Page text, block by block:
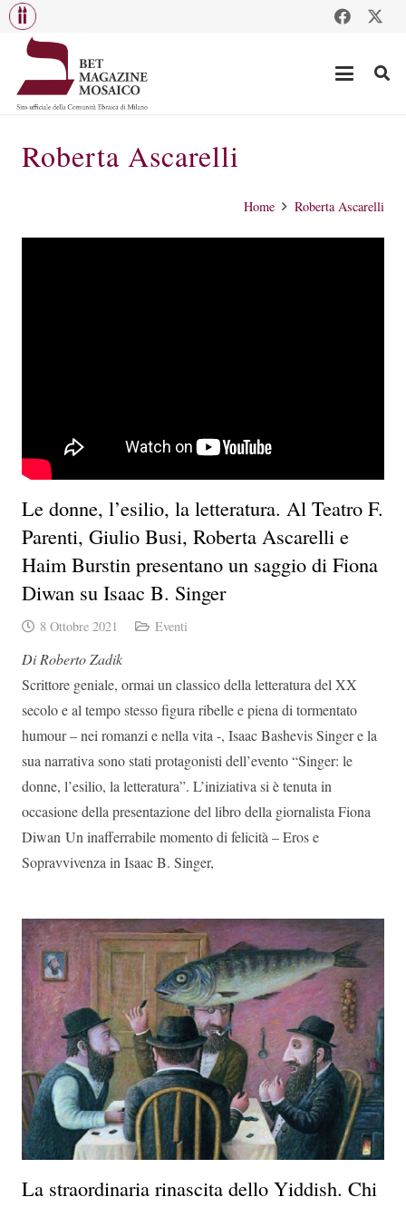
Roberta Ascarelli
Home Roberta Ascarelli
Le donne, l’esilio, la letteratura. Al Teatro F.
Parenti, Giulio Busi, Roberta Ascarelli e
Haim Burstin presentano un saggio di Fiona
Diwan su Isaac B. Singer
8 Ottobre 2021 Eventi
Di Roberto Zadik
Scrittore geniale, ormai un classico della letteratura del XX
secolo e al tempo stesso figura ribelle e piena di tormentato
humour – nei romanzi e nella vita -, Isaac Bashevis Singer e la
sua narrativa sono stati protagonisti dell’evento “Singer: le
donne, l’esilio, la letteratura”. L’iniziativa si è tenuta in
occasione della presentazione del libro della giornalista Fiona
Diwan Un inafferrabile momento di felicità – Eros e
Sopravvivenza in Isaac B. Singer,
La straordinaria rinascita dello Yiddish. Chi